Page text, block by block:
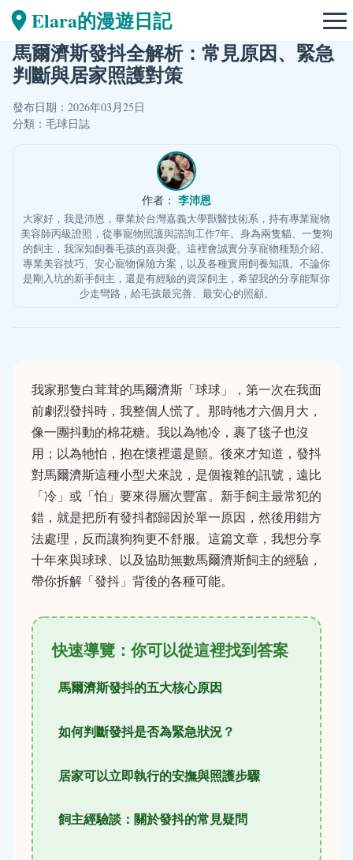
Elara的漫遊日記
馬爾濟斯發抖全解析：常見原因、緊急
判斷與居家照護對策
發布日期：2026年03月25日
分類： 毛球日誌
作者： 李沛恩
大家好，我是沛恩，畢業於台灣嘉義大學獸醫技術系，持有專業寵物
美容師丙級證照，從事寵物照護與諮詢工作7年。身為兩隻貓、一隻狗
的飼主，我深知飼養毛孩的喜與憂。這裡會誠實分享寵物種類介紹、
專業美容技巧、安心寵物保險方案，以及各種實用飼養知識。不論你
是剛入坑的新手飼主，還是有經驗的資深飼主，希望我的分享能幫你
少走彎路，給毛孩最完善、最安心的照顧。
我家那隻白茸茸的馬爾濟斯「球球」，第一次在我面
前劇烈發抖時，我整個人慌了。那時牠才六個月大，
像一團抖動的棉花糖。我以為牠冷，裹了毯子也沒
用；以為牠怕，抱在懷裡還是顫。後來才知道，發抖
對馬爾濟斯這種小型犬來說，是個複雜的訊號，遠比
「冷」或「怕」要來得層次豐富。新手飼主最常犯的
錯，就是把所有發抖都歸因於單一原因，然後用錯方
法處理，反而讓狗狗更不舒服。這篇文章，我想分享
十年來與球球、以及協助無數馬爾濟斯飼主的經驗，
帶你拆解「發抖」背後的各種可能。
快速導覽：你可以從這裡找到答案
馬爾濟斯發抖的五大核心原因
如何判斷發抖是否為緊急狀況？
居家可以立即執行的安撫與照護步驟
飼主經驗談：關於發抖的常見疑問